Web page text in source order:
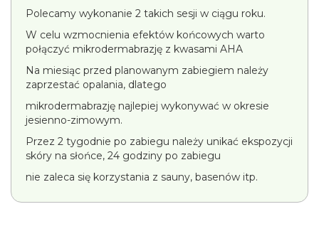
Polecamy wykonanie 2 takich sesji w ciągu roku.
W celu wzmocnienia efektów końcowych warto
połączyć mikrodermabrazję z kwasami AHA
Na miesiąc przed planowanym zabiegiem należy
zaprzestać opalania, dlatego
mikrodermabrazję najlepiej wykonywać w okresie
jesienno-zimowym.
Przez 2 tygodnie po zabiegu należy unikać ekspozycji
skóry na słońce, 24 godziny po zabiegu
nie zaleca się korzystania z sauny, basenów itp.